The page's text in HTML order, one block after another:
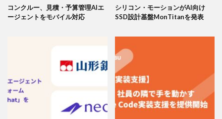
コンクルー、見積・予算管理AIエ
ージェントをモバイル対応
シリコン・モーションがAI向け
SSD設計基盤MonTitanを発表